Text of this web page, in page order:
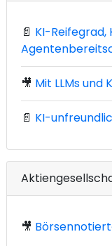
📄 KI-
🎥 Mit LLMs und
📄 KI-
🎥